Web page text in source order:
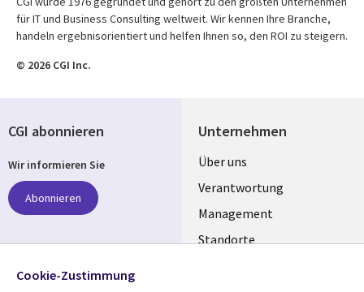
für IT und Business Consulting weltweit. Wir kennen Ihre Branche,
handeln ergebnisorientiert und helfen Ihnen so, den ROI zu steigern.
© 2026 CGI Inc.
Unternehmen
Useful
links
GERMANY
Über uns
Verantwortung
Management
Standorte
CGI abonnieren
Wir informieren Sie
Abonnieren
Folgen Sie uns
Cookie-Zustimmung